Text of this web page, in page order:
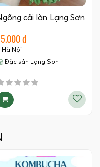
cải làn Lạng Sơn
đ
Hà Nội
Đặc sản Lạng Sơn